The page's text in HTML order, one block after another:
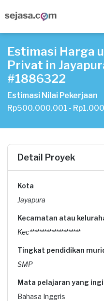
Estimasi Harga
Privat in
#1886322
Estimasi Nilai Pekerjaan
Rp500.000.001 -
Detail Proyek
Kota
Jayapura
Kecamatan atau
Kec*********************
Tingkat pendidikan
SMP
Mata pelajaran yang
Bahasa Inggris